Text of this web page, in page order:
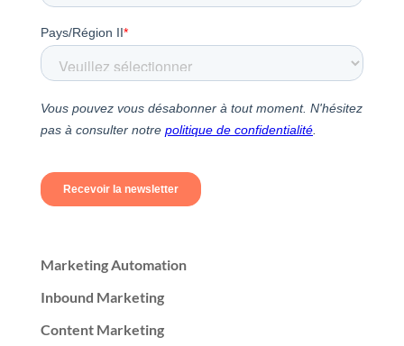
Marketing Automation
Inbound Marketing
Content Marketing